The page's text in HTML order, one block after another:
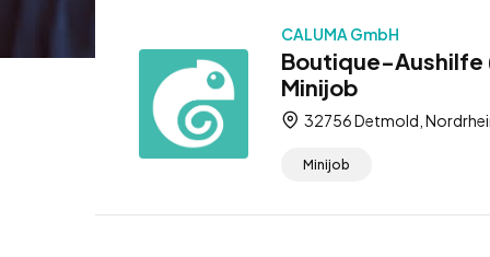
CALUMA GmbH
Boutique-
Minijob
32756 Detmold,
Minijob